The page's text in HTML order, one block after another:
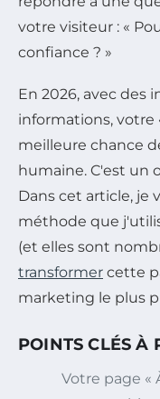
votre visiteur : «
confiance ? »
En 2026, avec des
informations, votre
meilleure chance
humaine. C'est un
Dans cet article, je
méthode que
(et elles sont
transformer cette
marketing le plus
POINTS CLÉS À
Votre page «